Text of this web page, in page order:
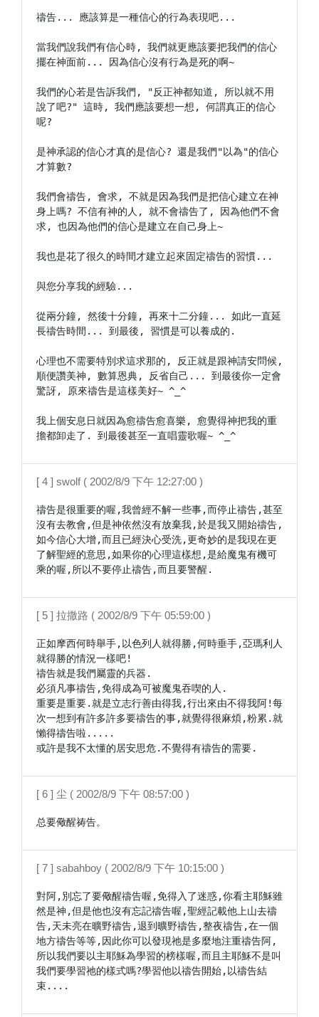
禱告... 應該算是一種信心的行為表現吧...
當我們說我們有信心時, 我們就更應該要把我們的信心
擺在神面前... 因為信心沒有行為是死的啊~
我們的心若是告訴我們, "反正神都知道, 所以就不用
說了吧?" 這時, 我們應該要想一想, 何謂真正的信心
呢?
是神承認的信心才真的是信心? 還是我們"以為"的信心
才算數?
我們會禱告, 會求, 不就是因為我們是把信心建立在神
身上嗎? 不信有神的人, 就不會禱告了, 因為他們不會
求, 也因為他們的信心是建立在自己身上~
我也是花了很久的時間才建立起來固定禱告的習慣...
與您分享我的經驗...
從兩分鐘, 然後十分鐘, 再來十二分鐘... 如此一直延
長禱告時間... 到最後, 習慣是可以養成的.
心理也不需要特別求這求那的, 反正就是跟神請安問候,
順便讚美神, 數算恩典, 反省自己... 到最後你一定會
驚訝, 原來禱告是這樣美好~ ^_^
我上個安息日就因為愈禱告愈喜樂, 愈覺得神把我的重
擔都卸走了. 到最後甚至一直唱靈歌喔~ ^_^
[ 4 ] swolf ( 2002/8/9 下午 12:27:00 )
禱告是很重要的喔,我曾經不解一些事,而停止禱告,甚至
沒有去教會,但是神依然沒有放棄我,於是我又開始禱告,
如今信心大增,而且已經決心受洗,更奇妙的是我現在更
了解聖經的意思,如果你的心理這樣想,是給魔鬼有機可
乘的喔,所以不要停止禱告,而且要警醒.
[ 5 ] 拉撒路 ( 2002/8/9 下午 05:59:00 )
正如摩西何時舉手,以色列人就得勝,何時垂手,亞瑪利人
就得勝的情況一樣吧!
禱告就是我們屬靈的兵器.
必須凡事禱告,免得成為可被魔鬼吞喫的人.
重要是重要.就是立志行善由得我,行出來由不得我阿!每
次一想到有許多許多要禱告的事,就覺得很麻煩,粉累.就
懶得禱告啦.....
或許是我不太懂的居安思危.不覺得有禱告的需要.
[ 6 ] 尘 ( 2002/8/9 下午 08:57:00 )
总要儆醒祷告。
[ 7 ] sabahboy ( 2002/8/9 下午 10:15:00 )
對阿,別忘了要儆醒禱告喔,免得入了迷惑,你看主耶穌雖
然是神,但是他也沒有忘記禱告喔,聖經記載他上山去禱
告,天未亮在曠野禱告,退到曠野禱告,整夜禱告,在一個
地方禱告等等,因此你可以發現祂是多麼地注重禱告阿,
所以我們要以主耶穌為學習的榜樣喔,而且主耶穌不是叫
我們要學習祂的樣式嗎?學習他以禱告開始,以禱告結
束....